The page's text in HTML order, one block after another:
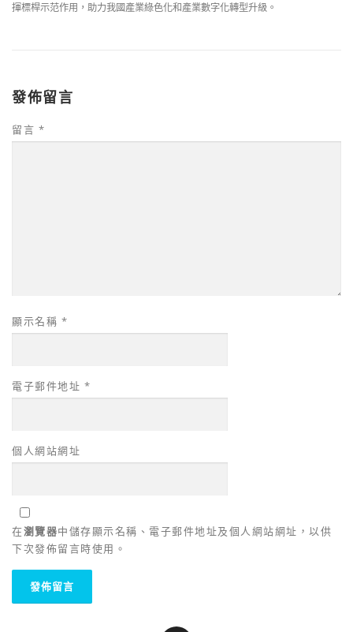
揮標桿示范作用，助力我國產業綠色化和產業數字化轉型升級。
發佈留言
留言 *
顯示名稱 *
電子郵件地址 *
個人網站網址
在瀏覽器中儲存顯示名稱、電子郵件地址及個人網站網址，以供
下次發佈留言時使用。